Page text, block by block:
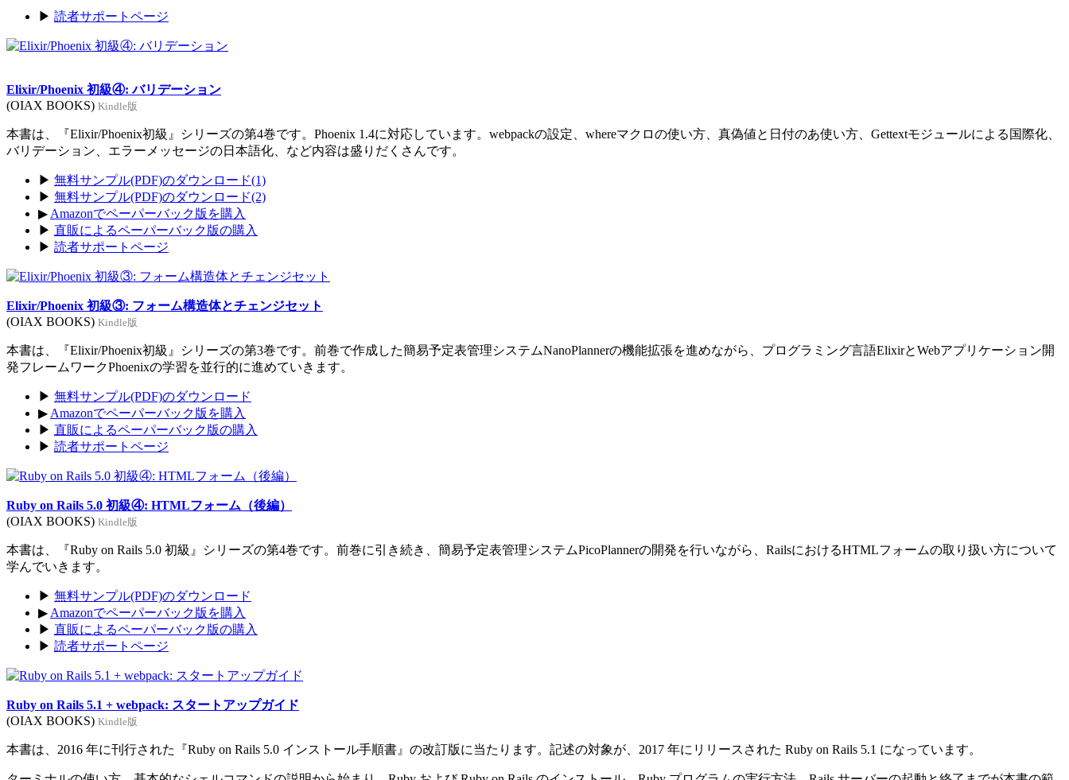
▶ 読者サポートページ
Elixir/Phoenix 初級④: バリデーション
(OIAX BOOKS) Kindle版
本書は、『Elixir/Phoenix初級』シリーズの第4巻です。Phoenix 1.4に対応しています。webpackの設定、whereマクロの使い方、真偽値と日付のあ使い方、Gettextモジュールによる国際化、
バリデーション、エラーメッセージの日本語化、など内容は盛りだくさんです。
▶ 無料サンプル(PDF)のダウンロード(1)
▶ 無料サンプル(PDF)のダウンロード(2)
▶ Amazonでペーパーバック版を購入
▶ 直販によるペーパーバック版の購入
▶ 読者サポートページ
Elixir/Phoenix 初級③: フォーム構造体とチェンジセット
(OIAX BOOKS) Kindle版
本書は、『Elixir/Phoenix初級』シリーズの第3巻です。前巻で作成した簡易予定表管理システムNanoPlannerの機能拡張を進めながら、プログラミング言語ElixirとWebアプリケーション開
発フレームワークPhoenixの学習を並行的に進めていきます。
▶ 無料サンプル(PDF)のダウンロード
▶ Amazonでペーパーバック版を購入
▶ 直販によるペーパーバック版の購入
▶ 読者サポートページ
Ruby on Rails 5.0 初級④: HTMLフォーム（後編）
(OIAX BOOKS) Kindle版
本書は、『Ruby on Rails 5.0 初級』シリーズの第4巻です。前巻に引き続き、簡易予定表管理システムPicoPlannerの開発を行いながら、RailsにおけるHTMLフォームの取り扱い方について
学んでいきます。
▶ 無料サンプル(PDF)のダウンロード
▶ Amazonでペーパーバック版を購入
▶ 直販によるペーパーバック版の購入
▶ 読者サポートページ
Ruby on Rails 5.1 + webpack: スタートアップガイド
(OIAX BOOKS) Kindle版
本書は、2016 年に刊行された『Ruby on Rails 5.0 インストール手順書』の改訂版に当たります。記述の対象が、2017 年にリリースされた Ruby on Rails 5.1 になっています。